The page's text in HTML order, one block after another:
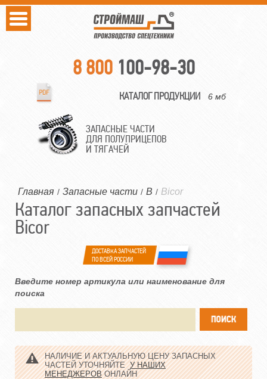
8 800 100-98-30
КАТАЛОГ ПРОДУКЦИИ 6 мб
ЗАПАСНЫЕ ЧАСТИ
ДЛЯ ПОЛУПРИЦЕПОВ
И ТЯГАЧЕЙ
Главная / Запасные части / B / Bicor
Каталог запасных запчастей
Bicor
ДОСТАВКА ЗАПЧАСТЕЙ
ПО ВСЕЙ РОССИИ
Введите номер артикула или наименование для
поиска
НАЛИЧИЕ И АКТУАЛЬНУЮ ЦЕНУ ЗАПАСНЫХ
ЧАСТЕЙ УТОЧНЯЙТЕУ НАШИХ
МЕНЕДЖЕРОВОНЛАЙН